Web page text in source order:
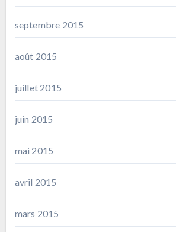
septembre 2015
août 2015
juillet 2015
juin 2015
mai 2015
avril 2015
mars 2015